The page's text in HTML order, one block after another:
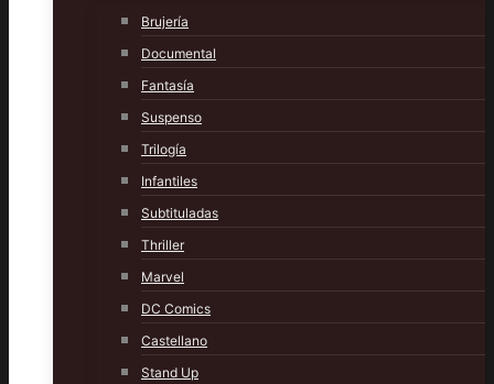
Brujería
Documental
Fantasía
Suspenso
Trilogía
Infantiles
Subtituladas
Thriller
Marvel
DC Comics
Castellano
Stand Up